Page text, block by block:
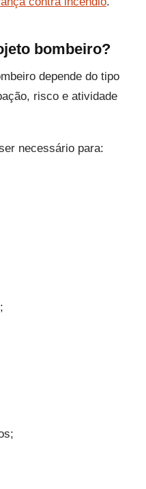
bombeiro?
depende do tipo
risco e atividade
necessário para: